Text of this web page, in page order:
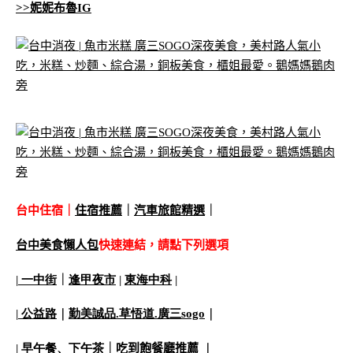
>>妮妮布魯IG
台中住宿｜ 住宿推薦 汽車旅館精選
台中美食懶人包快速連結，請點下列選項
| 一中街 逢甲夜市 | 東海中科|
| 公益路 勤美誠品.草悟道.廣三sogo
| 早午餐、下午茶 吃到飽餐廳推薦